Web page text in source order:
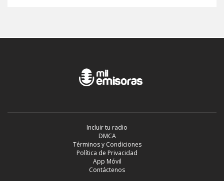
Incluir tu radio
DMCA
Términos y Condiciones
Política de Privacidad
App Móvil
Contáctenos